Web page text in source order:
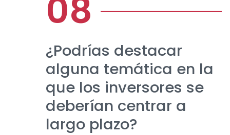
¿Podrías destacar
alguna temática en la
que los inversores se
deberían centrar a
largo plazo?